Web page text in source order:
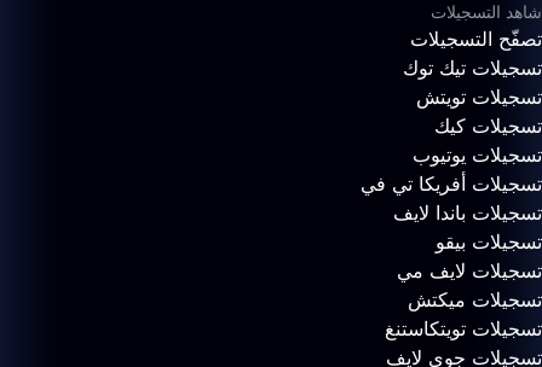
شاهد التسجيلات
تصفّح التسجيلات
تسجيلات تيك توك
تسجيلات تويتش
تسجيلات كيك
تسجيلات يوتيوب
تسجيلات أفريكا تي في
تسجيلات باندا لايف
تسجيلات بيقو
تسجيلات لايف مي
تسجيلات ميكتش
تسجيلات تويتكاستنغ
تسجيلات جوي لايف